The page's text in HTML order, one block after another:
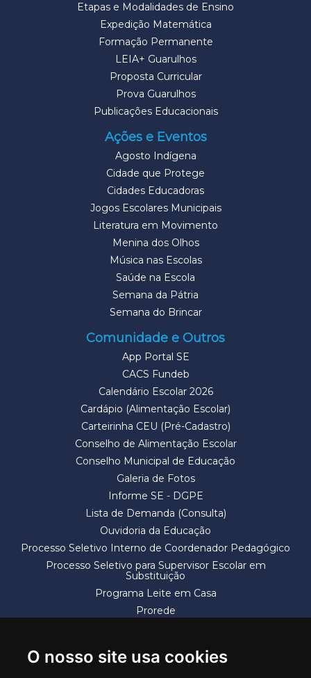
O nosso site usa cookies
Etapas e Modalidades de Ensino
Expedição Matemática
Formação Permanente
LEIA+ Guarulhos
Proposta Curricular
Prova Guarulhos
Publicações Educacionais
Ações e Eventos
Agosto Indígena
Cidade que Protege
Cidades Educadoras
Jogos Escolares Municipais
Literatura em Movimento
Menina dos Olhos
Música nas Escolas
Saúde na Escola
Semana da Pátria
Semana do Brincar
Comunidade e Outros
App Portal SE
CACS Fundeb
Calendário Escolar 2026
Cardápio (Alimentação Escolar)
Carteirinha CEU (Pré-Cadastro)
Conselho de Alimentação Escolar
Conselho Municipal de Educação
Galeria de Fotos
Informe SE - DGPE
Lista de Demanda (Consulta)
Ouvidoria da Educação
Processo Seletivo Interno de Coordenador Pedagógico
Processo Seletivo para Supervisor Escolar em
Substituição
Programa Leite em Casa
Prorede